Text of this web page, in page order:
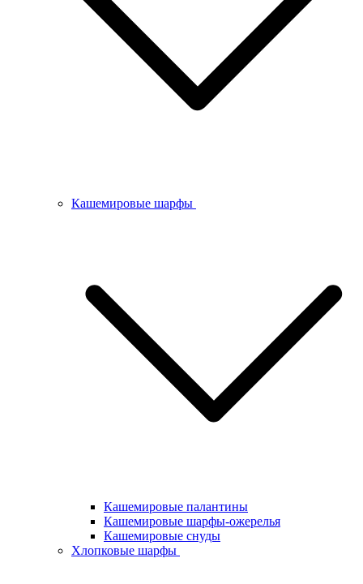
Кашемировые шарфы
Кашемировые палантины
Кашемировые шарфы-ожерелья
Кашемировые снуды
Хлопковые шарфы